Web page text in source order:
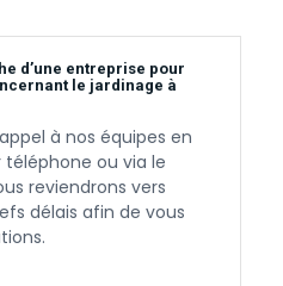
d’une entreprise pour
le jardinage à
à nos équipes en
ou via le
reviendrons vers
délais afin de vous